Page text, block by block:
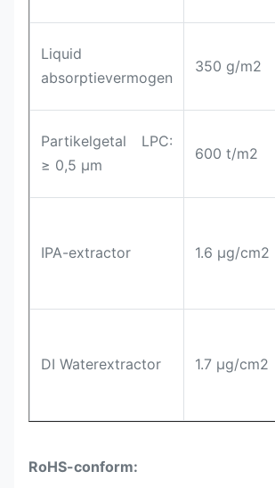
Liquid
absorptievermogen
350 g/m2
Partikelgetal LPC:
≥ 0,5 μm
600 t/m2
IPA-extractor 1.6 μg/cm2
DI Waterextractor 1.7 μg/cm2
RoHS-conform: